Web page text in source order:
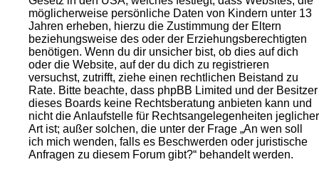
möglicherweise persönliche Daten von Kindern unter 13
Jahren erheben, hierzu die Zustimmung der Eltern
beziehungsweise des oder der Erziehungsberechtigten
benötigen. Wenn du dir unsicher bist, ob dies auf dich
oder die Website, auf der du dich zu registrieren
versuchst, zutrifft, ziehe einen rechtlichen Beistand zu
Rate. Bitte beachte, dass phpBB Limited und der Besitzer
dieses Boards keine Rechtsberatung anbieten kann und
nicht die Anlaufstelle für Rechtsangelegenheiten jeglicher
Art ist; außer solchen, die unter der Frage „An wen soll
ich mich wenden, falls es Beschwerden oder juristische
Anfragen zu diesem Forum gibt?“ behandelt werden.